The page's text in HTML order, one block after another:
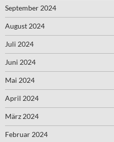
September 2024
August 2024
Juli 2024
Juni 2024
Mai 2024
April 2024
März 2024
Februar 2024